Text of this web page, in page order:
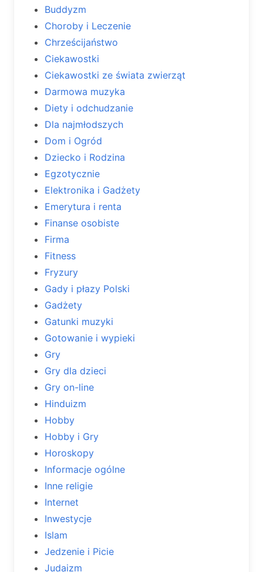
Buddyzm
Choroby i Leczenie
Chrześcijaństwo
Ciekawostki
Ciekawostki ze świata zwierząt
Darmowa muzyka
Diety i odchudzanie
Dla najmłodszych
Dom i Ogród
Dziecko i Rodzina
Egzotycznie
Elektronika i Gadżety
Emerytura i renta
Finanse osobiste
Firma
Fitness
Fryzury
Gady i płazy Polski
Gadżety
Gatunki muzyki
Gotowanie i wypieki
Gry
Gry dla dzieci
Gry on-line
Hinduizm
Hobby
Hobby i Gry
Horoskopy
Informacje ogólne
Inne religie
Internet
Inwestycje
Islam
Jedzenie i Picie
Judaizm